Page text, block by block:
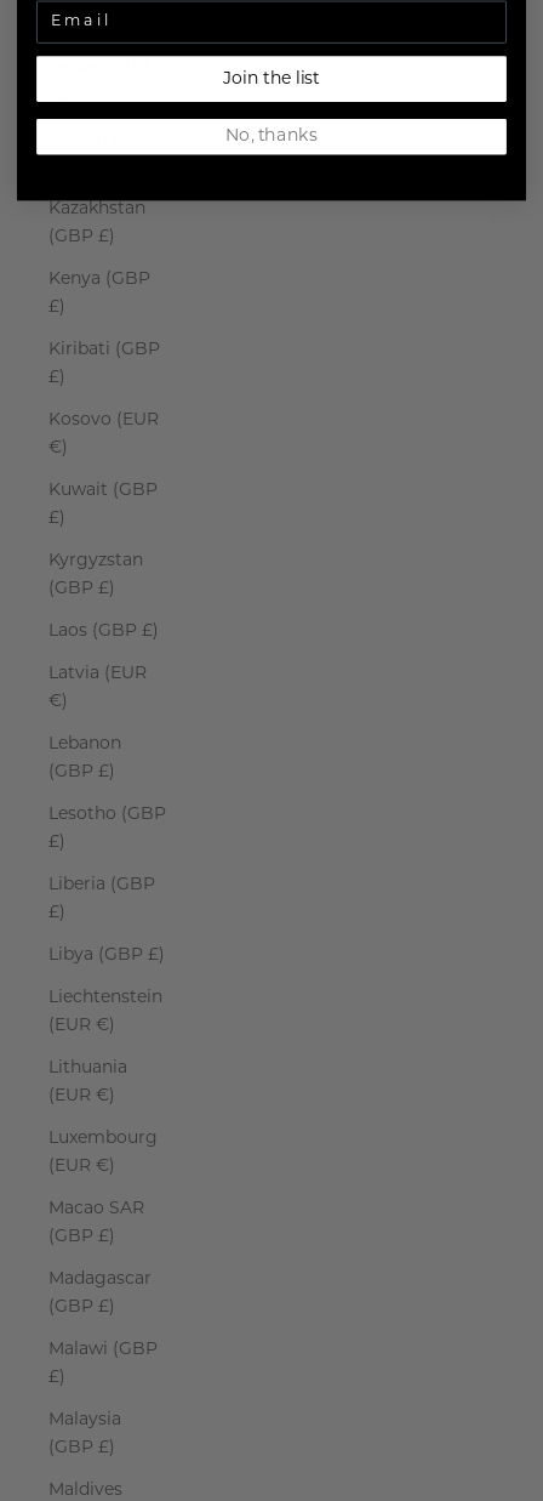
Japan (JPY ¥)
Kazakhstan
(GBP £)
Kenya (GBP
£)
Kiribati (GBP
£)
Kosovo (EUR
€)
Kuwait (GBP
£)
Kyrgyzstan
(GBP £)
Laos (GBP £)
Latvia (EUR
€)
Lebanon
(GBP £)
Lesotho (GBP
£)
Liberia (GBP
£)
Libya (GBP £)
Liechtenstein
(EUR €)
Lithuania
(EUR €)
Luxembourg
(EUR €)
Macao SAR
(GBP £)
Madagascar
(GBP £)
Malawi (GBP
£)
Malaysia
(GBP £)
Maldives
Join the list
No, thanks